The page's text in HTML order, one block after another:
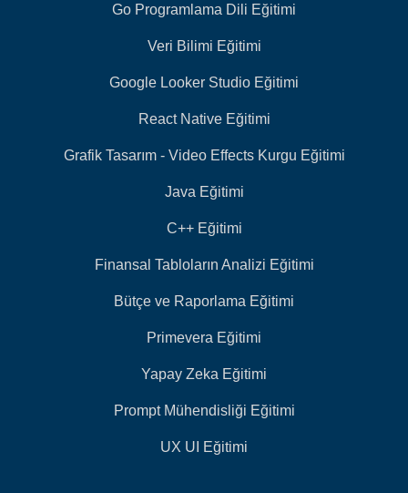
Go Programlama Dili Eğitimi
Veri Bilimi Eğitimi
Google Looker Studio Eğitimi
React Native Eğitimi
Grafik Tasarım - Video Effects Kurgu Eğitimi
Java Eğitimi
C++ Eğitimi
Finansal Tabloların Analizi Eğitimi
Bütçe ve Raporlama Eğitimi
Primevera Eğitimi
Yapay Zeka Eğitimi
Prompt Mühendisliği Eğitimi
UX UI Eğitimi